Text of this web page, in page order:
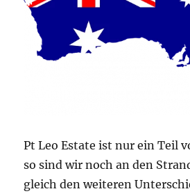
Pt Leo Estate ist nur ein Teil
so sind wir noch an den
gleich den weiteren